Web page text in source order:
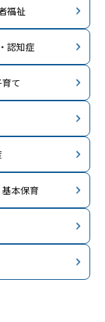
福祉
認知症
て
本保育